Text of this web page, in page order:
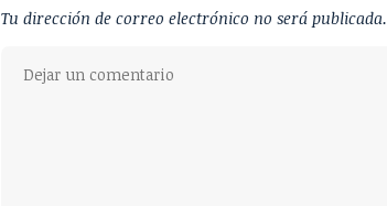
Tu dirección de correo electrónico no será publicada.